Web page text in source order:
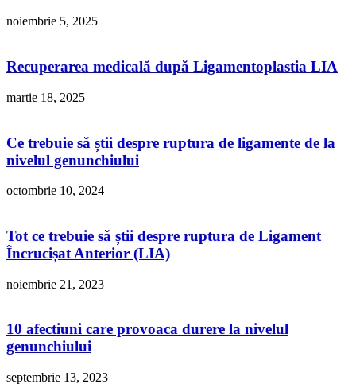
noiembrie 5, 2025
Recuperarea medicală după Ligamentoplastia LIA
martie 18, 2025
Ce trebuie să știi despre ruptura de ligamente de la
nivelul genunchiului
octombrie 10, 2024
Tot ce trebuie să știi despre ruptura de Ligament
Încrucișat Anterior (LIA)
noiembrie 21, 2023
10 afectiuni care provoaca durere la nivelul
genunchiului
septembrie 13, 2023